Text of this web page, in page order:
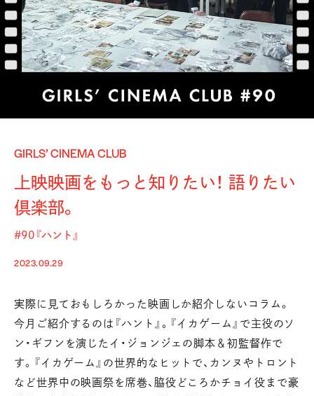
GIRLS’ CINEMA CLUB
上映映画をもっと知りたい！ 語りたい
倶楽部。
#90『ハント』
2023.09.29
実際に見ておもしろかった映画しか紹介しないコラム。
今月ご紹介するのは『ハント』。『イカゲーム』で主役のソ
ン・ギフンを演じたイ・ジョンジェの脚本＆初監督作で
す。 『イカゲーム』の世界的なヒットで、カンヌやトロント
など世界中の映画祭を席巻、 脇役どころかチョイ役まで豪